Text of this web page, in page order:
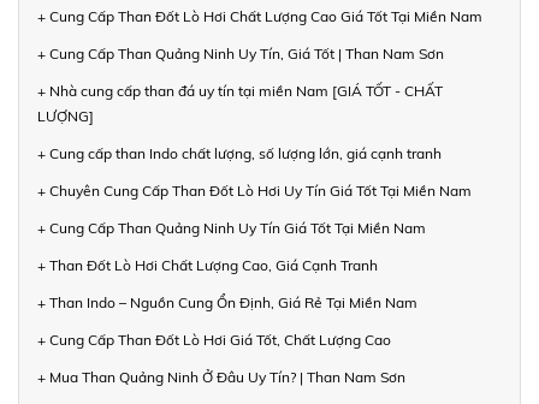
+ Cung Cấp Than Đốt Lò Hơi Chất Lượng Cao Giá Tốt Tại Miền Nam
+ Cung Cấp Than Quảng Ninh Uy Tín, Giá Tốt | Than Nam Sơn
+ Nhà cung cấp than đá uy tín tại miền Nam [GIÁ TỐT - CHẤT
LƯỢNG]
+ Cung cấp than Indo chất lượng, số lượng lớn, giá cạnh tranh
+ Chuyên Cung Cấp Than Đốt Lò Hơi Uy Tín Giá Tốt Tại Miền Nam
+ Cung Cấp Than Quảng Ninh Uy Tín Giá Tốt Tại Miền Nam
+ Than Đốt Lò Hơi Chất Lượng Cao, Giá Cạnh Tranh
+ Than Indo – Nguồn Cung Ổn Định, Giá Rẻ Tại Miền Nam
+ Cung Cấp Than Đốt Lò Hơi Giá Tốt, Chất Lượng Cao
+ Mua Than Quảng Ninh Ở Đâu Uy Tín? | Than Nam Sơn